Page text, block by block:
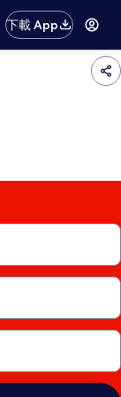
下載 App